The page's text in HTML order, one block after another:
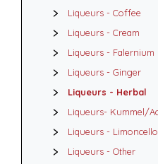
Liqueurs - Coffee
Liqueurs - Cream
Liqueurs - Falernium
Liqueurs - Ginger
Liqueurs - Herbal
Liqueurs- Kummel/
Liqueurs - Limoncello
Liqueurs - Other